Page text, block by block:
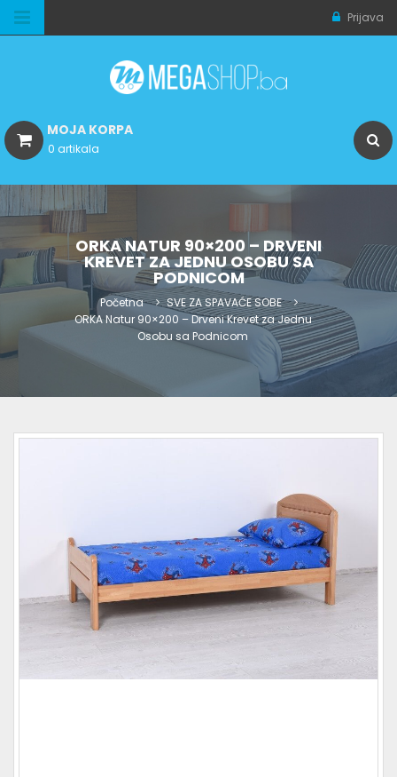
Prijava
MOJA KORPA
0 artikala
ORKA NATUR 90×200 – DRVENI
KREVET ZA JEDNU OSOBU SA
PODNICOM
Početna
SVE ZA SPAVAĆE SOBE
ORKA Natur 90×200 – Drveni Krevet za Jednu
Osobu sa Podnicom